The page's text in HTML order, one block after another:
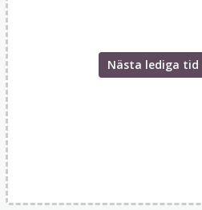
Nästa lediga tid